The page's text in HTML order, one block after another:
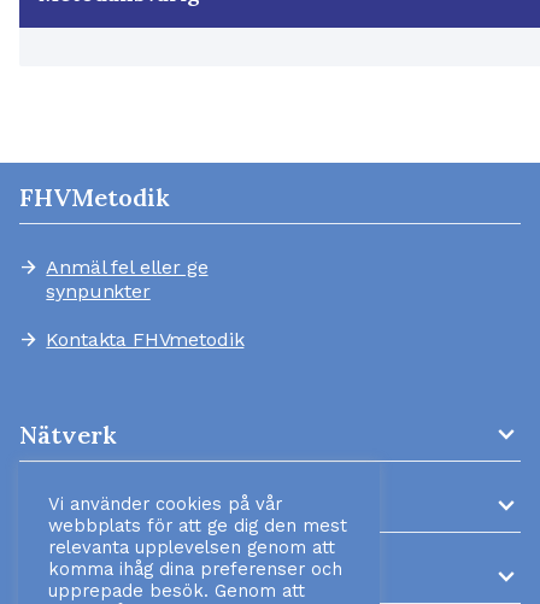
FHVMetodik
arrow_forward Anmäl fel eller ge
synpunkter
arrow_forward Kontakta FHVmetodik
Nätverk expand_more
AMM-kliniker expand_more
Information expand_more
Vi använder cookies på vår
webbplats för att ge dig den mest
relevanta upplevelsen genom att
komma ihåg dina preferenser och
upprepade besök. Genom att